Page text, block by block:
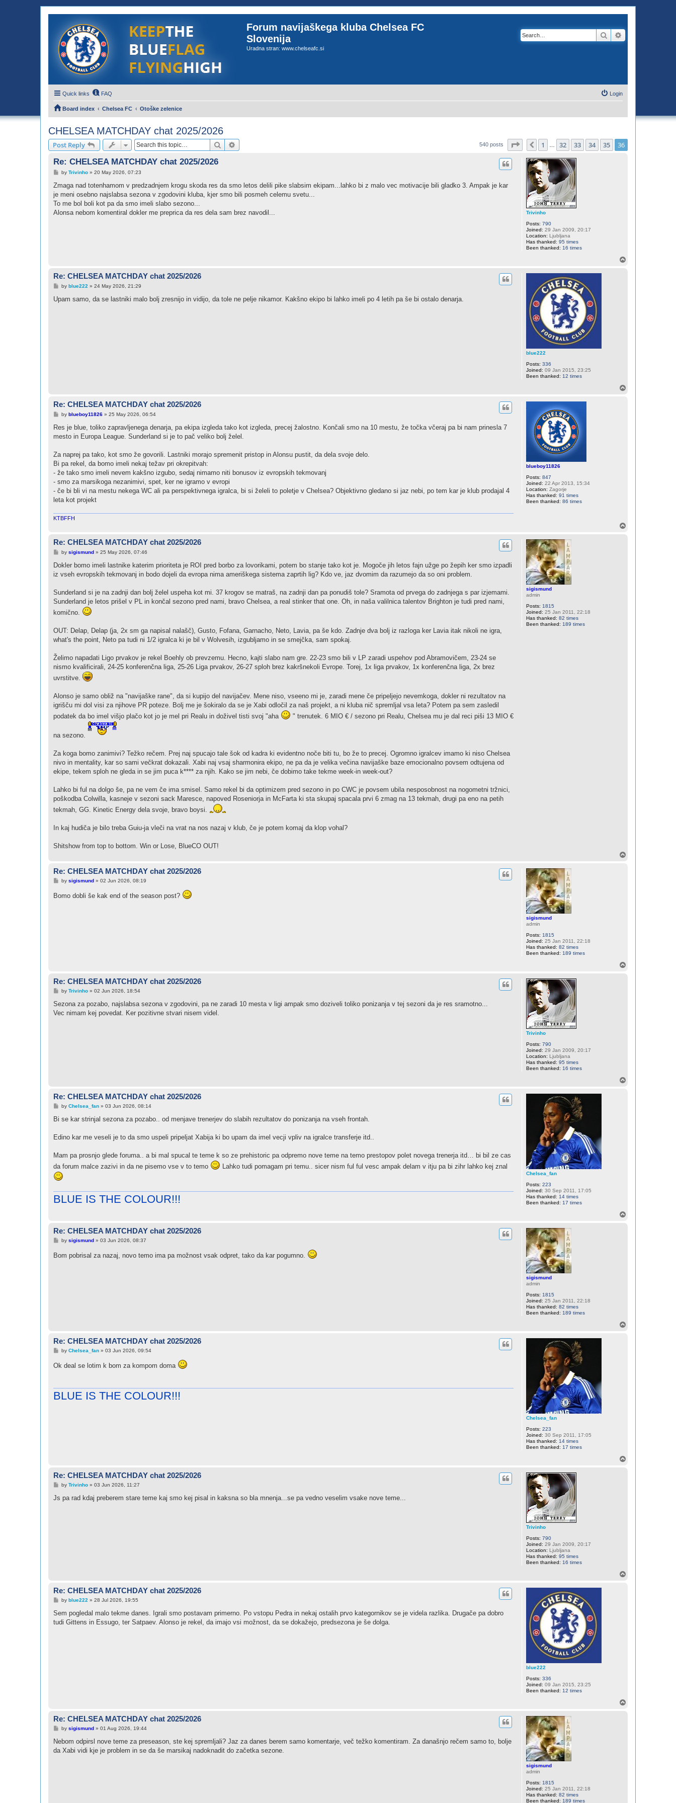
Forum navijaškega kluba Chelsea FC
Slovenija
Uradna stran: www.chelseafc.si
Search
Quick links FAQ Login
Board index Chelsea FC Otoške zelenice
CHELSEA MATCHDAY chat 2025/2026
Post Reply Search 540 posts Page 36 of36
Previous
1 32 33 34 35 36
Trivinho
Posts: 790
Joined: 29 Jan 2009, 20:17
Location: Ljubljana
Has thanked: 95 times
Been thanked: 16 times
Re: CHELSEA MATCHDAY chat 2025/2026
P
s
by Trivinho» 20 May 2026, 07:23
Zmaga nad totenhamom v predzadnjem krogu skoda res da smo letos delili pike slabsim ekipam...lahko bi z malo vec motivacije bili gladko 3. Ampak je kar
je meni osebno najslabsa sezona v zgodovini kluba, kjer smo bili posmeh celemu svetu...
To me bol boli kot pa da smo imeli slabo sezono...
Alonsa nebom komentiral dokler me preprica da res dela sam brez navodil...
blue222
Posts: 336
Joined: 09 Jan 2015, 23:25
Been thanked: 12 times
Re: CHELSEA MATCHDAY chat 2025/2026
P
s
by blue222 » 24 May 2026, 21:29
Upam samo, da se lastniki malo bolj zresnijo in vidijo, da tole ne pelje nikamor. Kakšno ekipo bi lahko imeli po 4 letih pa še bi ostalo denarja.
blueboy11826
Posts: 847
Joined: 22 Apr 2013, 15:34
Location: Zagorje
Has thanked: 91 times
Been thanked: 86 times
Re: CHELSEA MATCHDAY chat 2025/2026
P
s
by blueboy11826» 25 May 2026, 06:54
Res je blue, toliko zapravljenega denarja, pa ekipa izgleda tako kot izgleda, precej žalostno. Končali smo na 10 mestu, že točka včeraj pa bi nam prinesla 7
mesto in Europa League. Sunderland si je to pač veliko bolj želel.
Za naprej pa tako, kot smo že govorili. Lastniki morajo spremenit pristop in Alonsu pustit, da dela svoje delo.
Bi pa rekel, da bomo imeli nekaj težav pri okrepitvah:
- že tako smo imeli nevem kakšno izgubo, sedaj nimamo niti bonusov iz evropskih tekmovanj
- smo za marsikoga nezanimivi, spet, ker ne igramo v evropi
- če bi bli vi na mestu nekega WC ali pa perspektivnega igralca, bi si želeli to poletje v Chelsea? Objektivno gledano si jaz nebi, po tem kar je klub prodajal 4
leta kot projekt
KTBFFH
sigismund
admin
Posts: 1815
Joined: 25 Jan 2011, 22:18
Has thanked: 82 times
Been thanked: 189 times
Re: CHELSEA MATCHDAY chat 2025/2026
P
s
by sigismund» 25 May 2026, 07:46
Dokler bomo imeli lastnike katerim prioriteta je ROI pred borbo za lovorikami, potem bo stanje tako kot je. Mogoče jih letos fajn užge po žepih ker smo izpadli
iz vseh evropskih tekmovanj in bodo dojeli da evropa nima ameriškega sistema zaprtih lig? Kdo ve, jaz dvomim da razumejo da so oni problem.
Sunderland si je na zadnji dan bolj želel uspeha kot mi. 37 krogov se matraš, na zadnji dan pa ponudiš tole? Sramota od prvega do zadnjega s par izjemami.
Sunderland je letos prišel v PL in končal sezono pred nami, bravo Chelsea, a real stinker that one. Oh, in naša valilnica talentov Brighton je tudi pred nami,
komično.
OUT: Delap, Delap (ja, 2x sm ga napisal nalašč), Gusto, Fofana, Garnacho, Neto, Lavia, pa še kdo. Zadnje dva bolj iz razloga ker Lavia itak nikoli ne igra,
what's the point, Neto pa tudi ni 1/2 igralca ki je bil v Wolvesih, izgubljamo in se smejčka, sam spokaj.
Želimo napadati Ligo prvakov je rekel Boehly ob prevzemu. Hecno, kajti slabo nam gre. 22-23 smo bili v LP zaradi uspehov pod Abramovičem, 23-24 se
nismo kvalificirali, 24-25 konferenčna liga, 25-26 Liga prvakov, 26-27 sploh brez kakršnekoli Evrope. Torej, 1x liga prvakov, 1x konferenčna liga, 2x brez
uvrstitve.
Alonso je samo obliž na "navijaške rane", da si kupijo del navijačev. Mene niso, vseeno mi je, zaradi mene če pripeljejo nevemkoga, dokler ni rezultatov na
igrišču mi dol visi za njihove PR poteze. Bolj me je šokiralo da se je Xabi odločil za naš projekt, a ni kluba nič spremljal vsa leta? Potem pa sem zasledil
podatek da bo imel višjo plačo kot jo je mel pri Realu in doživel tisti svoj "aha
" trenutek. 6 MIO € / sezono pri Realu, Chelsea mu je dal reci piši 13 MIO €
na sezono.
Za koga bomo zanimivi? Težko rečem. Prej naj spucajo tale šok od kadra ki evidentno noče biti tu, bo že to precej. Ogromno igralcev imamo ki niso Chelsea
nivo in mentality, kar so sami večkrat dokazali. Xabi naj vsaj sharmonira ekipo, ne pa da je velika večina navijaške baze emocionalno povsem odtujena od
ekipe, tekem sploh ne gleda in se jim puca k**** za njih. Kako se jim nebi, če dobimo take tekme week-in week-out?
Lahko bi ful na dolgo še, pa ne vem če ima smisel. Samo rekel bi da optimizem pred sezono in po CWC je povsem ubila nesposobnost na nogometni tržnici,
poškodba Colwilla, kasneje v sezoni sack Maresce, napoved Roseniorja in McFarta ki sta skupaj spacala prvi 6 zmag na 13 tekmah, drugi pa eno na petih
tekmah, GG. Kinetic Energy dela svoje, bravo boysi.
In kaj hudiča je bilo treba Guiu-ja vleči na vrat na nos nazaj v klub, če je potem komaj da klop vohal?
Shitshow from top to bottom. Win or Lose, BlueCO OUT!
sigismund
admin
Posts: 1815
Joined: 25 Jan 2011, 22:18
Has thanked: 82 times
Been thanked: 189 times
Re: CHELSEA MATCHDAY chat 2025/2026
P
t
by sigismund» 02 Jun 2026, 08:19
Bomo dobli še kak end of the season post?
Trivinho
Posts: 790
Joined: 29 Jan 2009, 20:17
Location: Ljubljana
Has thanked: 95 times
Been thanked: 16 times
Re: CHELSEA MATCHDAY chat 2025/2026
P
s
by Trivinho» 02 Jun 2026, 18:54
Sezona za pozabo, najslabsa sezona v zgodovini, pa ne zaradi 10 mesta v ligi ampak smo doziveli toliko ponizanja v tej sezoni da je res sramotno...
Vec nimam kej povedat. Ker pozitivne stvari nisem videl.
Chelsea_fan
Posts: 223
Joined: 30 Sep 2011, 17:05
Has thanked: 14 times
Been thanked: 17 times
Re: CHELSEA MATCHDAY chat 2025/2026
P
s
by Chelsea_fan» 03 Jun 2026, 08:14
Bi se kar strinjal sezona za pozabo.. od menjave trenerjev do slabih rezultatov do ponizanja na vseh frontah.
Edino kar me veseli je to da smo uspeli pripeljat Xabija ki bo upam da imel vecji vpliv na igralce transferje itd..
Mam pa prosnjo glede foruma.. a bi mal spucal te teme k so ze prehistoric pa odpremo nove teme na temo prestopov polet novega trenerja itd… bi bil ze cas
da forum malce zazivi in da ne pisemo vse v to temo
Lahko tudi pomagam pri temu.. sicer nism ful ful vesc ampak delam v itju pa bi zihr lahko kej znal
BLUE IS THE COLOUR!!!
sigismund
admin
Posts: 1815
Joined: 25 Jan 2011, 22:18
Has thanked: 82 times
Been thanked: 189 times
Re: CHELSEA MATCHDAY chat 2025/2026
P
t
by sigismund» 03 Jun 2026, 08:37
Bom pobrisal za nazaj, novo temo ima pa možnost vsak odpret, tako da kar pogumno.
Chelsea_fan
Posts: 223
Joined: 30 Sep 2011, 17:05
Has thanked: 14 times
Been thanked: 17 times
Re: CHELSEA MATCHDAY chat 2025/2026
P
s
t
by Chelsea_fan» 03 Jun 2026, 09:54
Ok deal se lotim k bom za kompom doma
BLUE IS THE COLOUR!!!
Trivinho
Posts: 790
Joined: 29 Jan 2009, 20:17
Location: Ljubljana
Has thanked: 95 times
Been thanked: 16 times
Re: CHELSEA MATCHDAY chat 2025/2026
P
s
by Trivinho» 03 Jun 2026, 11:27
Js pa rad kdaj preberem stare teme kaj smo kej pisal in kaksna so bla mnenja...se pa vedno veselim vsake nove teme...
blue222
Posts: 336
Joined: 09 Jan 2015, 23:25
Been thanked: 12 times
Re: CHELSEA MATCHDAY chat 2025/2026
P
s
by blue222 » 28 Jul 2026, 19:55
Sem pogledal malo tekme danes. Igrali smo postavam primerno. Po vstopu Pedra in nekaj ostalih prvo kategornikov se je videla razlika. Drugače pa dobro
tudi Gittens in Essugo, ter Satpaev. Alonso je rekel, da imajo vsi možnost, da se dokažejo, predsezona je še dolga.
sigismund
admin
Posts: 1815
Joined: 25 Jan 2011, 22:18
Has thanked: 82 times
Been thanked: 189 times
Re: CHELSEA MATCHDAY chat 2025/2026
P
s
by sigismund» 01 Aug 2026, 19:44
Nebom odpirsl nove teme za preseason, ste kej spremljali? Jaz za danes berem samo komentarje, več težko komentiram. Za današnjo rečem samo to, bolje
da Xabi vidi kje je problem in se da še marsikaj nadoknadit do začetka sezone.